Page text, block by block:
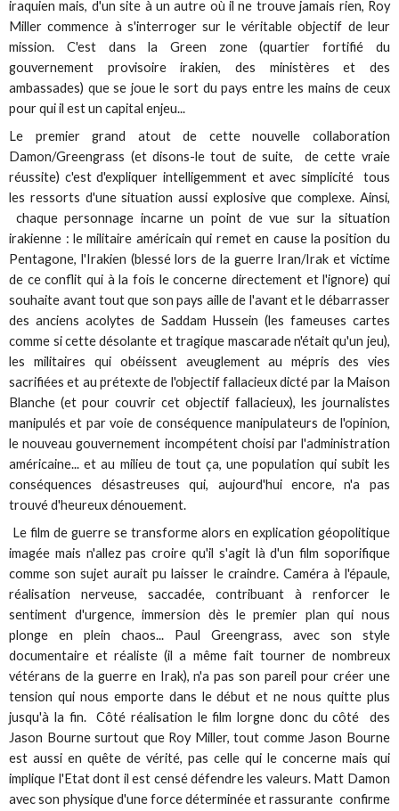
iraquien mais, d'un site à un autre où il ne trouve jamais rien, Roy
Miller commence à s'interroger sur le véritable objectif de leur
mission. C'est dans la Green zone (quartier fortifié du
gouvernement provisoire irakien, des ministères et des
ambassades) que se joue le sort du pays entre les mains de ceux
pour qui il est un capital enjeu...
Le premier grand atout de cette nouvelle collaboration
Damon/Greengrass (et disons-le tout de suite, de cette vraie
réussite) c'est d'expliquer intelligemment et avec simplicité tous
les ressorts d'une situation aussi explosive que complexe. Ainsi,
chaque personnage incarne un point de vue sur la situation
irakienne : le militaire américain qui remet en cause la position du
Pentagone, l'Irakien (blessé lors de la guerre Iran/Irak et victime
de ce conflit qui à la fois le concerne directement et l'ignore) qui
souhaite avant tout que son pays aille de l'avant et le débarrasser
des anciens acolytes de Saddam Hussein (les fameuses cartes
comme si cette désolante et tragique mascarade n'était qu'un jeu),
les militaires qui obéissent aveuglement au mépris des vies
sacrifiées et au prétexte de l'objectif fallacieux dicté par la Maison
Blanche (et pour couvrir cet objectif fallacieux), les journalistes
manipulés et par voie de conséquence manipulateurs de l'opinion,
le nouveau gouvernement incompétent choisi par l'administration
américaine... et au milieu de tout ça, une population qui subit les
conséquences désastreuses qui, aujourd'hui encore, n'a pas
trouvé d'heureux dénouement.
Le film de guerre se transforme alors en explication géopolitique
imagée mais n'allez pas croire qu'il s'agit là d'un film soporifique
comme son sujet aurait pu laisser le craindre. Caméra à l'épaule,
réalisation nerveuse, saccadée, contribuant à renforcer le
sentiment d'urgence, immersion dès le premier plan qui nous
plonge en plein chaos... Paul Greengrass, avec son style
documentaire et réaliste (il a même fait tourner de nombreux
vétérans de la guerre en Irak), n'a pas son pareil pour créer une
tension qui nous emporte dans le début et ne nous quitte plus
jusqu'à la fin. Côté réalisation le film lorgne donc du côté des
Jason Bourne surtout que Roy Miller, tout comme Jason Bourne
est aussi en quête de vérité, pas celle qui le concerne mais qui
implique l'Etat dont il est censé défendre les valeurs. Matt Damon
avec son physique d'une force déterminée et rassurante confirme